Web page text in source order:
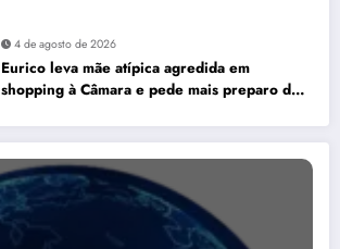
4 de agosto de 2026
Eurico leva mãe atípica agredida em
shopping à Câmara e pede mais preparo dos